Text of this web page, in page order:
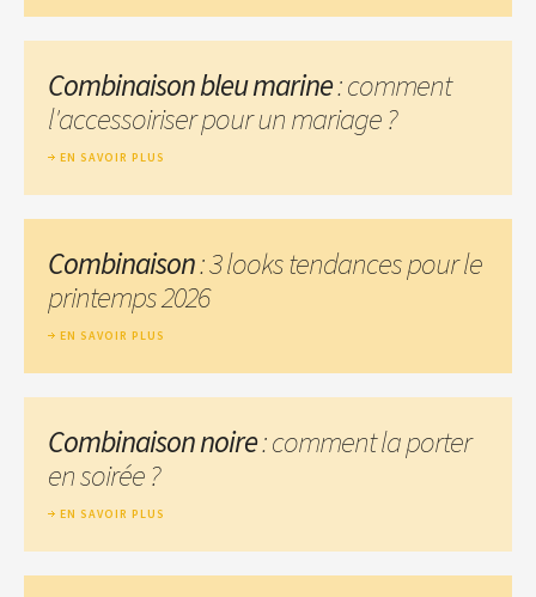
Combinaison bleu marine: comment
l'accessoiriser pour un mariage ?
EN SAVOIR PLUS
Combinaison: 3 looks tendances pour le
printemps 2026
EN SAVOIR PLUS
Combinaison noire: comment la porter
en soirée ?
EN SAVOIR PLUS